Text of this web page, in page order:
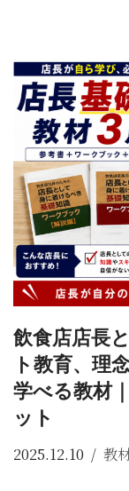
飲食店店長
ト教育、理
学べる教材
ット
2025.12.10 教